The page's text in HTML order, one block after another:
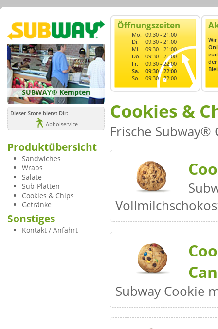
SUBWAY® Kempten
Dieser Store bietet Dir:
Abholservice
Produktübersicht
Sandwiches
Wraps
Salate
Sub-Platten
Cookies & Chips
Getränke
Sonstiges
Kontakt / Anfahrt
Öffnungszeiten
Mo. 09:30 - 21:00
Di.
09:30 - 21:00
Mi.
09:30 - 21:00
Do.
09:30 - 21:00
Fr.
09:30 - 22:00
Sa.
09:30 - 22:00
So.
09:30 - 22:00
der
Cookies &
Frische Subway®
Subway Cookie